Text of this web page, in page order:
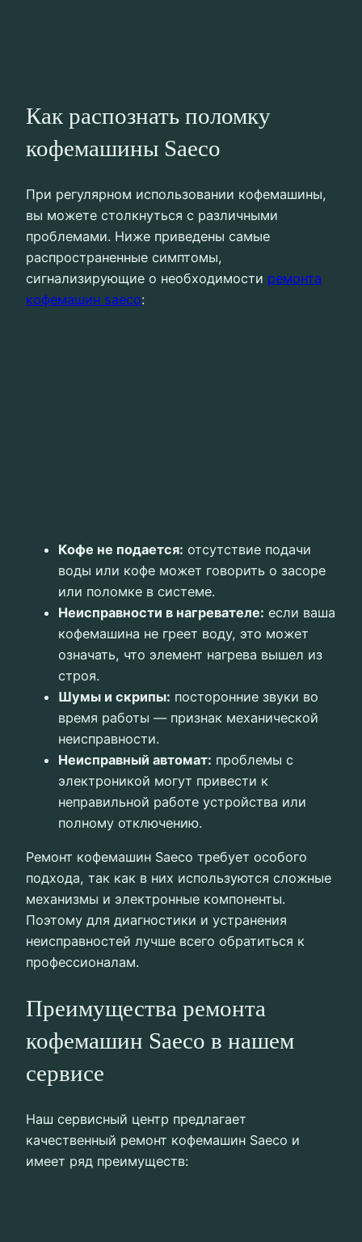
Как распознать поломку
кофемашины Saeco
При регулярном использовании кофемашины,
вы можете столкнуться с различными
проблемами. Ниже приведены самые
распространенные симптомы,
сигнализирующие о необходимости ремонта
кофемашин saeco:
Кофе не подается: отсутствие подачи
воды или кофе может говорить о засоре
или поломке в системе.
Неисправности в нагревателе: если ваша
кофемашина не греет воду, это может
означать, что элемент нагрева вышел из
строя.
Шумы и скрипы: посторонние звуки во
время работы — признак механической
неисправности.
Неисправный автомат: проблемы с
электроникой могут привести к
неправильной работе устройства или
полному отключению.
Ремонт кофемашин Saeco требует особого
подхода, так как в них используются сложные
механизмы и электронные компоненты.
Поэтому для диагностики и устранения
неисправностей лучше всего обратиться к
профессионалам.
Преимущества ремонта
кофемашин Saeco в нашем
сервисе
Наш сервисный центр предлагает
качественный ремонт кофемашин Saeco и
имеет ряд преимуществ: